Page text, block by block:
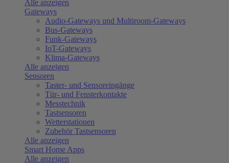
Alle anzeigen
Gateways
Audio-Gateways und Multiroom-Gateways
Bus-Gateways
Funk-Gateways
IoT-Gateways
Klima-Gateways
Alle anzeigen
Sensoren
Taster- und Sensoreingänge
Tür- und Fensterkontakte
Messtechnik
Tastsensoren
Wetterstationen
Zubehör Tastsensoren
Alle anzeigen
Smart Home Apps
Alle anzeigen